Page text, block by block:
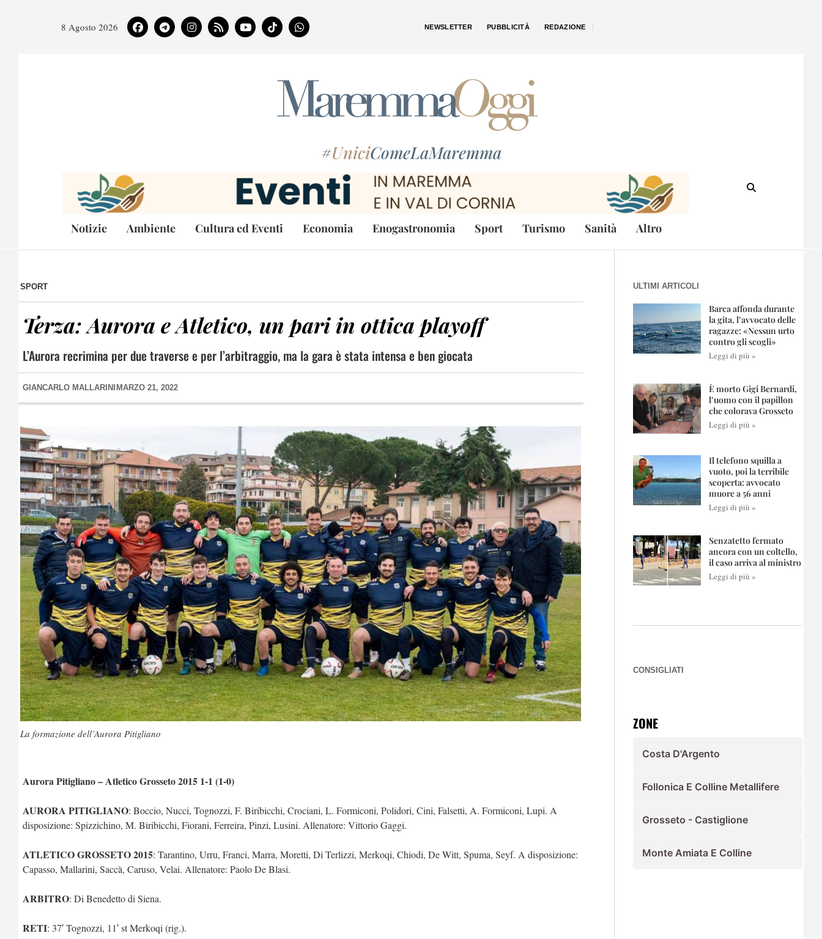
8 Agosto 2026 NEWSLETTER PUBBLICITÀ REDAZIONE
#UniciComeLaMaremma
Notizie Ambiente Cultura ed Eventi Economia Enogastronomia Sport Turismo Sanità Altro
SPORT
Terza: Aurora e Atletico, un pari in ottica playoff
L’Aurora recrimina per due traverse e per l’arbitraggio, ma la gara è stata intensa e ben giocata
GIANCARLO MALLARINI MARZO 21, 2022
La formazione dell’Aurora Pitigliano
Aurora Pitigliano – Atletico Grosseto 2015 1-1 (1-0)
AURORA PITIGLIANO: Boccio, Nucci, Tognozzi, F. Biribicchi, Crociani, L. Formiconi, Polidori, Cini, Falsetti, A. Formiconi, Lupi. A
disposizione: Spizzichino, M. Biribicchi, Fiorani, Ferreira, Pinzi, Lusini. Allenatore: Vittorio Gaggi.
ATLETICO GROSSETO 2015: Tarantino, Urru, Franci, Marra, Moretti, Di Terlizzi, Merkoqi, Chiodi, De Witt, Spuma, Seyf. A disposizione:
Capasso, Mallarini, Saccà, Caruso, Velai. Allenatore: Paolo De Blasi.
ARBITRO: Di Benedetto di Siena.
RETI: 37′ Tognozzi, 11′ st Merkoqi (rig.).
ULTIMI ARTICOLI
Barca affonda durante
la gita, l’avvocato delle
ragazze: «Nessun urto
contro gli scogli»
Leggi di più »
È morto Gigi Bernardi,
l’uomo con il papillon
che colorava Grosseto
Leggi di più »
Il telefono squilla a
vuoto, poi la terribile
scoperta: avvocato
muore a 56 anni
Leggi di più »
Senzatetto fermato
ancora con un coltello,
il caso arriva al ministro
Leggi di più »
CONSIGLIATI
ZONE
Costa D'Argento
Follonica E Colline Metallifere
Grosseto - Castiglione
Monte Amiata E Colline